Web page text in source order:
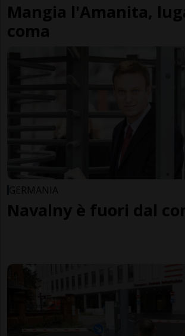
Mangia l'Amanita,
coma
GERMANIA
Navalny è fuori dal